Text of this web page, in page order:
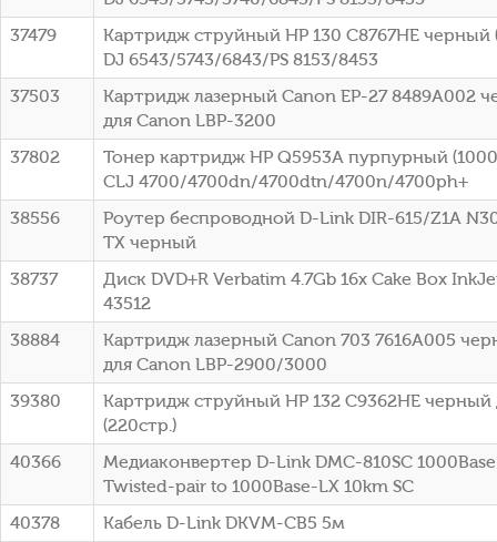
37479
Картридж струйный HP 130 C8767HE черный
DJ 6543/5743/6843/PS 8153/8453
37503
Картридж лазерный Canon EP-27 8489A002
для Canon LBP-3200
37802
Тонер картридж HP Q5953A пурпурный
CLJ 4700/4700dn/4700dtn/4700n/4700ph+
38556
Роутер беспроводной D-Link DIR-615/Z1A
TX черный
38737
Диск DVD+R Verbatim 4.7Gb 16x Cake Box
43512
38884
Картридж лазерный Canon 703 7616A005
для Canon LBP-2900/3000
39380
Картридж струйный HP 132 C9362HE черный
(220стр.)
40366
Медиаконвертер D-Link DMC-810SC
Twisted-pair to 1000Base-LX 10km SC
40378
Кабель D-Link DKVM-CB5 5м